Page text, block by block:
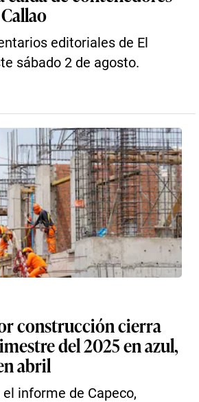
editoriales de El
sábado 2 de agosto.
construcción cierra
del 2025 en azul,
abril
informe de Capeco,